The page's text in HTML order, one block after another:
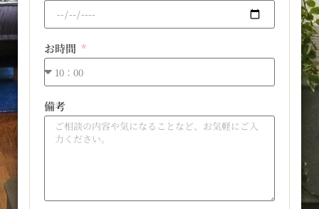
お時間
備考